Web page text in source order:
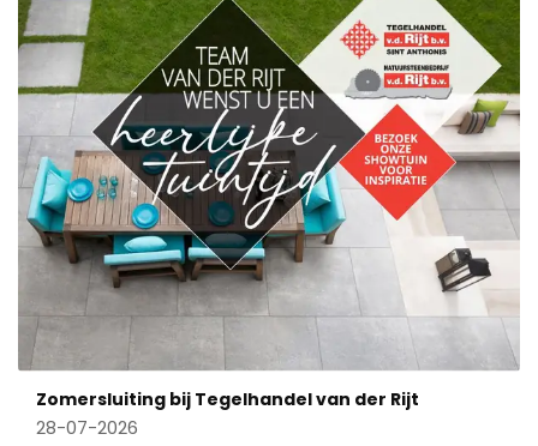
Zomersluiting bij Tegelhandel van der Rijt
28-07-2026